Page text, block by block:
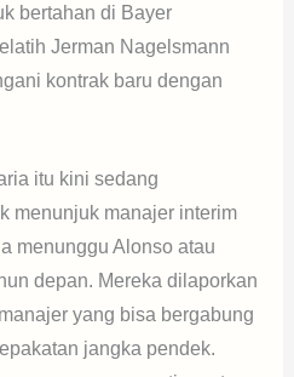
bertahan di Bayer
Jerman Nagelsmann
kontrak baru dengan
itu kini sedang
menunjuk manajer interim
menunggu Alonso atau
depan. Mereka dilaporkan
yang bisa bergabung
jangka pendek.